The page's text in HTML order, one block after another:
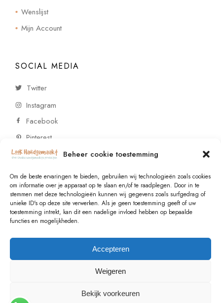
Beheer cookie toestemming
Om de beste ervaringen te bieden, gebruiken wij technologieën zoals cookies
om informatie over je apparaat op te slaan en/of te raadplegen. Door in te
stemmen met deze technologieën kunnen wij gegevens zoals surfgedrag of
unieke ID's op deze site verwerken. Als je geen toestemming geeft of uw
toestemming intrekt, kan dit een nadelige invloed hebben op bepaalde
functies en mogelijkheden.
Accepteren
Weigeren
Bekijk voorkeuren
Wenslijst
Mijn Account
SOCIAL MEDIA
Twitter
Instagram
Facebook
Pinterest
CONTACT
Vragen of wensen? Neem contact op!
+31 (0)6 229 021 29
© 2023 , All Rights Reserved